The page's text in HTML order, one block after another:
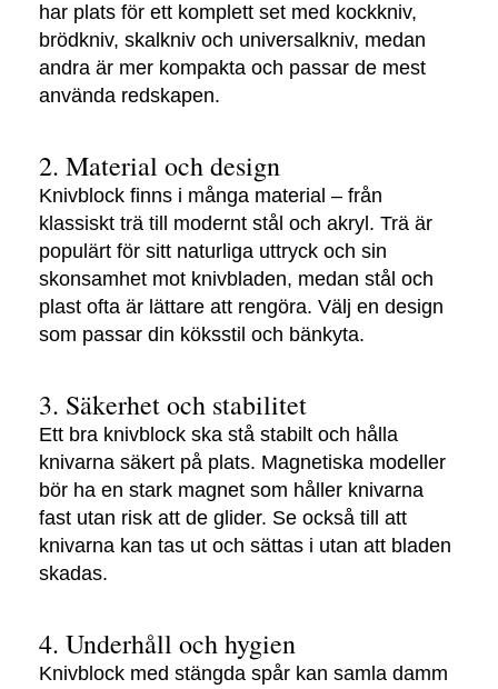
har plats för ett komplett set med kockkniv,
brödkniv, skalkniv och universalkniv, medan
andra är mer kompakta och passar de mest
använda redskapen.
2. Material och design
Knivblock finns i många material – från
klassiskt trä till modernt stål och akryl. Trä är
populärt för sitt naturliga uttryck och sin
skonsamhet mot knivbladen, medan stål och
plast ofta är lättare att rengöra. Välj en design
som passar din köksstil och bänkyta.
3. Säkerhet och stabilitet
Ett bra knivblock ska stå stabilt och hålla
knivarna säkert på plats. Magnetiska modeller
bör ha en stark magnet som håller knivarna
fast utan risk att de glider. Se också till att
knivarna kan tas ut och sättas i utan att bladen
skadas.
4. Underhåll och hygien
Knivblock med stängda spår kan samla damm